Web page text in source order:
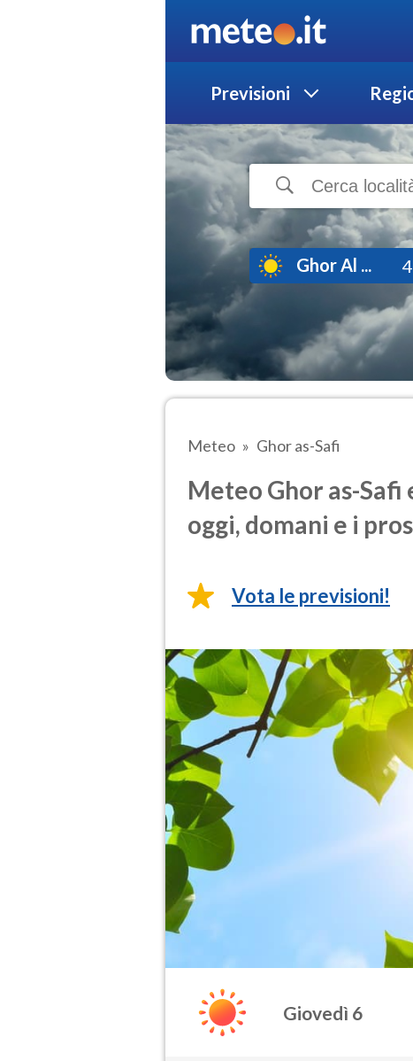
Previsioni
Ghor Al ...
Meteo Ghor as-Safi
Meteo Ghor as-
oggi, domani e i
Vota le previsioni!
Giovedì 6